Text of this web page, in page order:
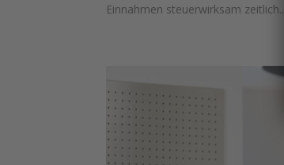
Einnahmen steuerwirksam zeitlich...